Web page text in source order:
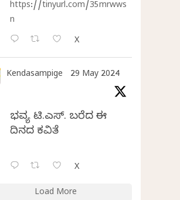
https://tinyurl.com/35mrwws
n
X
Kendasampige 29 May 2024
ಭವ್ಯ ಟಿ.ಎಸ್. ಬರೆದ ಈ
ದಿನದ ಕವಿತೆ
X
Load More